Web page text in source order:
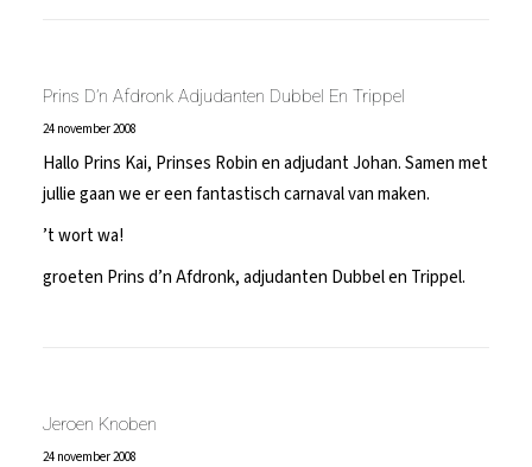
Prins D’n Afdronk Adjudanten Dubbel En Trippel
24 november 2008
Hallo Prins Kai, Prinses Robin en adjudant Johan. Samen met
jullie gaan we er een fantastisch carnaval van maken.
’t wort wa!
groeten Prins d’n Afdronk, adjudanten Dubbel en Trippel.
Jeroen Knoben
24 november 2008